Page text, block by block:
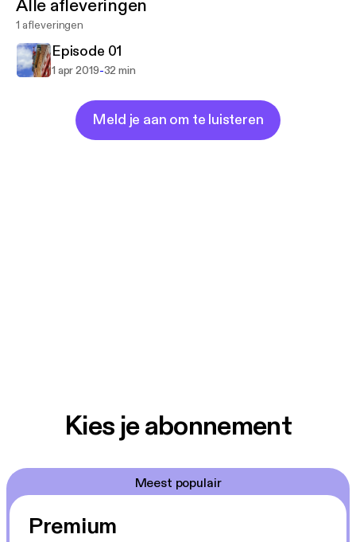
Alle afleveringen
1 afleveringen
Episode 01
1 apr 2019-32 min
Meld je aan om te luisteren
Kies je abonnement
Meest populair
Premium